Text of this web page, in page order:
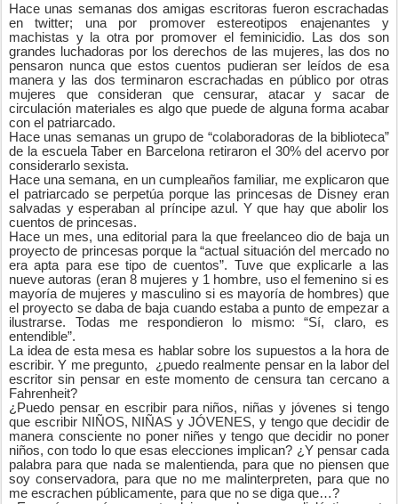
Hace unas semanas dos amigas escritoras fueron escrachadas
en twitter; una por promover estereotipos enajenantes y
machistas y la otra por promover el feminicidio. Las dos son
grandes luchadoras por los derechos de las mujeres, las dos no
pensaron nunca que estos cuentos pudieran ser leídos de esa
manera y las dos terminaron escrachadas en público por otras
mujeres que consideran que censurar, atacar y sacar de
circulación materiales es algo que puede de alguna forma acabar
con el patriarcado.
Hace unas semanas un grupo de “colaboradoras de la biblioteca”
de la escuela Taber en Barcelona retiraron el 30% del acervo por
considerarlo sexista.
Hace una semana, en un cumpleaños familiar, me explicaron que
el patriarcado se perpetúa porque las princesas de Disney eran
salvadas y esperaban al príncipe azul. Y que hay que abolir los
cuentos de princesas.
Hace un mes, una editorial para la que freelanceo dio de baja un
proyecto de princesas porque la “actual situación del mercado no
era apta para ese tipo de cuentos”. Tuve que explicarle a las
nueve autoras (eran 8 mujeres y 1 hombre, uso el femenino si es
mayoría de mujeres y masculino si es mayoría de hombres) que
el proyecto se daba de baja cuando estaba a punto de empezar a
ilustrarse. Todas me respondieron lo mismo: “Sí, claro, es
entendible”.
La idea de esta mesa es hablar sobre los supuestos a la hora de
escribir. Y me pregunto,
¿puedo realmente pensar en la labor del
escritor sin pensar en este momento de censura tan cercano a
Fahrenheit?
¿Puedo pensar en escribir para niños, niñas y jóvenes si tengo
que escribir NIÑOS, NIÑAS y JÓVENES, y tengo que decidir de
manera consciente no poner niñes y tengo que decidir no poner
niños, con todo lo que esas elecciones implican? ¿Y pensar cada
palabra para que nada se malentienda, para que no piensen que
soy conservadora, para que no me malinterpreten, para que no
me escrachen públicamente, para que no se diga que…?